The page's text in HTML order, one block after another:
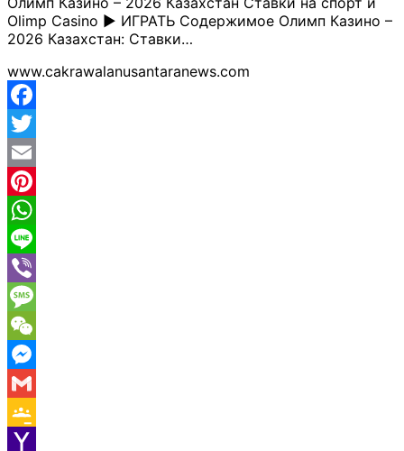
Olimp Casino ▶️ ИГРАТЬ Содержимое Олимп Казино –
2026 Казахстан: Ставки…
www.cakrawalanusantaranews.com
Facebook
Twitter
Email
Pinterest
WhatsApp
Line
Viber
Message
WeChat
Messenger
Gmail
Google